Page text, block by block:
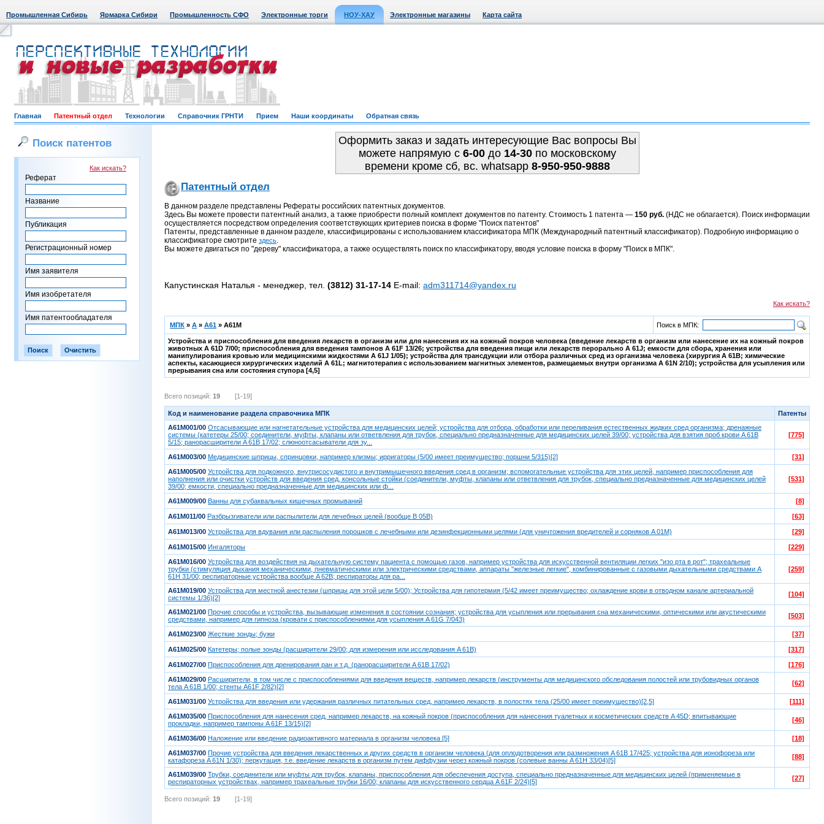
Промышленная Сибирь Ярмарка Сибири Промышленность СФО Электронные торги НОУ-ХАУ Электронные магазины Карта сайта
Главная Патентный отдел Технологии Справочник ГРНТИ Прием Наши координаты Обратная связь
Поиск патентов
Как искать?
Реферат
Название
Публикация
Регистрационный номер
Имя заявителя
Имя изобретателя
Имя патентообладателя
Оформить заказ и задать интересующие Вас вопросы Вы
можете напрямую c 6-00до 14-30по московскому
времени кроме сб, вс. whatsapp 8-950-950-9888
Патентный отдел
В данном разделе представлены Рефераты российских патентных документов.
Здесь Вы можете провести патентный анализ, а также приобрести полный комплект документов по патенту. Стоимость 1 патента — 150 руб. (НДС не облагается). Поиск информации
осуществляется посредством определения соответствующих критериев поиска в форме "Поиск патентов"
Патенты, представленные в данном разделе, классифицированы с использованием классификатора МПК (Международный патентный классификатор). Подробную информацию о
классификаторе смотрите здесь.
Вы можете двигаться по "дереву" классификатора, а также осуществлять поиск по классификатору, вводя условие поиска в форму "Поиск в МПК".
Капустинская Наталья - менеджер, тел. (3812) 31-17-14 E-mail: adm311714@yandex.ru
Как искать?
МПК » A » A61 » A61M Поиск в МПК:
Устройства и приспособления для введения лекарств в организм или для нанесения их на кожный покров человека (введение лекарств в организм или нанесение их на кожный покров
животных A 61D 7/00; приспособления для введения тампонов A 61F 13/26; устройства для введения пищи или лекарств перорально A 61J; емкости для сбора, хранения или
манипулирования кровью или медицинскими жидкостями A 61J 1/05); устройства для трансдукции или отбора различных сред из организма человека (хирургия A 61B; химические
аспекты, касающиеся хирургических изделий A 61L; магнитотерапия с использованием магнитных элементов, размещаемых внутри организма A 61N 2/10); устройства для усыпления или
прерывания сна или состояния ступора [4,5]
Всего позиций: 19 [1-19]
Код и наименование раздела справочника МПК
Патенты
A61M001/00 Отсасывающие или нагнетательные устройства для медицинских целей; устройства для отбора, обработки или переливания естественных жидких сред организма; дренажные
системы (катетеры 25/00; соединители, муфты, клапаны или ответвления для трубок, специально предназначенные для медицинских целей 39/00; устройства для взятия проб крови A 61B
5/15; ранорасширители A 61B 17/02; слюноотсасыватели для зу...
[775]
A61M003/00 Медицинские шприцы, спринцовки, например клизмы; ирригаторы (5/00 имеет преимущество; поршни 5/315)[2]
[31]
A61M005/00 Устройства для подкожного, внутрисосудистого и внутримышечного введения сред в организм; вспомогательные устройства для этих целей, например приспособления для
наполнения или очистки устройств для введения сред, консольные стойки (соединители, муфты, клапаны или ответвления для трубок, специально предназначенные для медицинских целей
39/00; емкости, специально предназначенные для медицинских или ф...
[531]
A61M009/00 Ванны для субаквальных кишечных промываний [8]
A61M011/00 Разбрызгиватели или распылители для лечебных целей (вообще B 05B) [63]
A61M013/00 Устройства для вдувания или распыления порошков с лечебными или дезинфекционными целями (для уничтожения вредителей и сорняков A 01M) [29]
A61M015/00 Ингаляторы
[229]
A61M016/00 Устройства для воздействия на дыхательную систему пациента с помощью газов, например устройства для искусственной вентиляции легких "изо рта в рот"; трахеальные
трубки (стимуляция дыхания механическими, пневматическими или электрическими средствами, аппараты "железные легкие", комбинированные с газовыми дыхательными средствами A
61H 31/00; респираторные устройства вообще A 62B; респираторы для ра...
[259]
A61M019/00 Устройства для местной анестезии (шприцы для этой цели 5/00); Устройства для гипотермия (5/42 имеет преимущество; охлаждение крови в отводном канале артериальной
системы 1/36)[2]
[104]
A61M021/00 Прочие способы и устройства, вызывающие изменения в состоянии сознания; устройства для усыпления или прерывания сна механическими, оптическими или акустическими
средствами, например для гипноза (кровати с приспособлениями для усыпления A 61G 7/043)
[503]
A61M023/00 Жесткие зонды; бужи [37]
A61M025/00 Катетеры; полые зонды (расширители 29/00; для измерения или исследования A 61B) [317]
A61M027/00 Приспособления для дренирования ран и т.д. (ранорасширители A 61B 17/02)
[176]
A61M029/00 Расширители, в том числе с приспособлениями для введения веществ, например лекарств (инструменты для медицинского обследования полостей или трубовидных органов
тела A 61B 1/00; стенты A61F 2/82)[2]
[62]
A61M031/00 Устройства для введения или удержания различных питательных сред, например лекарств, в полостях тела (25/00 имеет преимущество)[2,5]
[111]
A61M035/00 Приспособления для нанесения сред, например лекарств, на кожный покров (приспособления для нанесения туалетных и косметических средств A 45D; впитывающие
прокладки, например тампоны A 61F 13/15)[2]
[46]
A61M036/00 Наложение или введение радиоактивного материала в организм человека [5]
[18]
A61M037/00 Прочие устройства для введения лекарственных и других средств в организм человека (для оплодотворения или размножения A 61B 17/425; устройства для ионофореза или
катафореза A 61N 1/30); перкутация, т.е. введение лекарств в организм путем диффузии через кожный покров (солевые ванны A 61H 33/04)[5]
[88]
A61M039/00 Трубки, соединители или муфты для трубок, клапаны, приспособления для обеспечения доступа, специально предназначенные для медицинских целей (применяемые в
респираторных устройствах, например трахеальные трубки 16/00; клапаны для искусственного сердца A 61F 2/24)[5]
[27]
Всего позиций: 19 [1-19]